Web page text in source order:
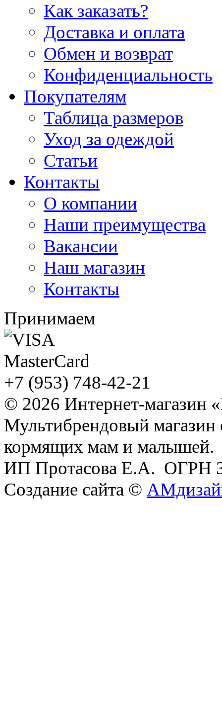
Как заказать?
Доставка и оплата
Обмен и возврат
Конфиденциальность
Покупателям
Таблица размеров
Уход за одеждой
Статьи
Контакты
О компании
Наши преимущества
Вакансии
Наш магазин
Контакты
Принимаем
+7 (953) 748-42-21
© 2026 Интернет-магазин
Мультибрендовый
кормящих мам и малышей.
ИП Протасова Е.А. ОГРН
Создание сайта ©